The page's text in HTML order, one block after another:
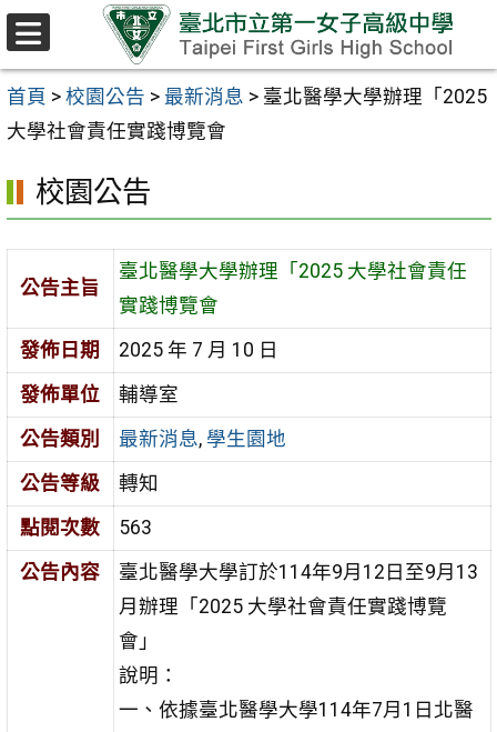
跳至主要內容區
首頁 > 校園公告 > 最新消息 > 臺北醫學大學辦理「2025
大學社會責任實踐博覽會
校園公告
公告主旨
臺北醫學大學辦理「2025 大學社會責任
實踐博覽會
發佈日期
2025 年 7 月 10 日
發佈單位
輔導室
公告類別
最新消息, 學生園地
公告等級
轉知
點閱次數
563
公告內容
臺北醫學大學訂於114年9月12日至9月13
月辦理「2025 大學社會責任實踐博覽
會」
說明：
一、依據臺北醫學大學114年7月1日北醫
選
單